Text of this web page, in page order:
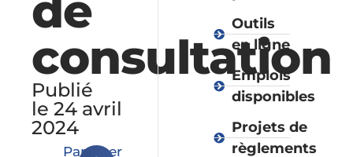
consultation
Publié
le 24 avril
2024
Partager
Outils
en ligne
Emplois
disponibles
Projets de
règlements